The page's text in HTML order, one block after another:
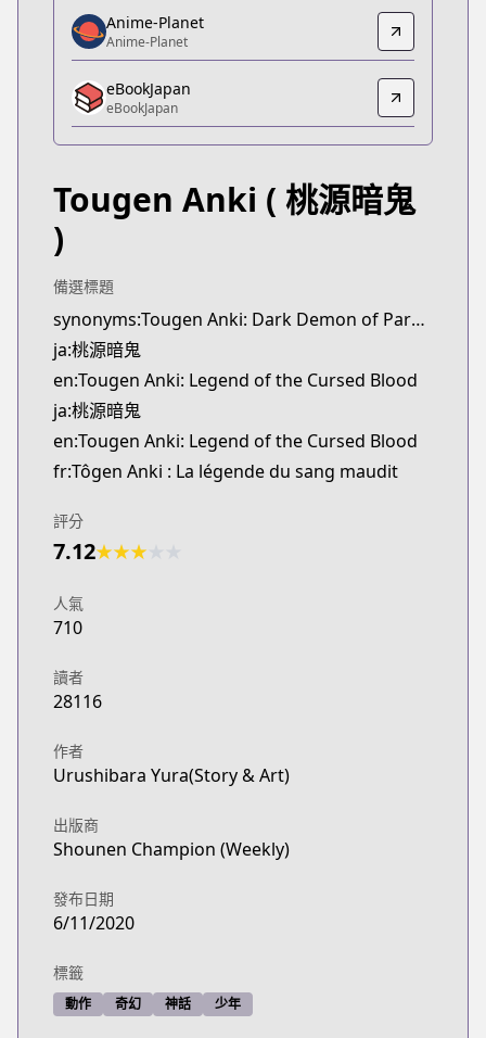
https://www.amazon.co.jp/dp/B08RJ15R8R
Anime-Planet
Anime-Planet
https://www.anime-planet.com/manga/tougen-
eBookJapan
eBookJapan
Official Raw
Official Raw
Kitsu
Kitsu
https://kitsu.app/manga/59155
MangaUpdates
MangaUpdates
https://www.mangaupdates.com/
Book☆Walker
Book☆Walker
https://bookwalker.jp/series/267197/list
Official English
Official English
https://yenpress.com/series/tougen-anki-legend-
Anime-Planet
Anime-Planet
eBookJapan
eBookJapan
Tougen Anki ( 桃源暗鬼
)
備選標題
synonyms:Tougen Anki: Dark Demon of Paradise
ja:桃源暗鬼
en:Tougen Anki: Legend of the Cursed Blood
ja:桃源暗鬼
en:Tougen Anki: Legend of the Cursed Blood
fr:Tôgen Anki : La légende du sang maudit
評分
7.12★★★
人氣
710
讀者
28116
作者
Urushibara Yura(Story & Art)
出版商
Shounen Champion (Weekly)
發布日期
6/11/2020
標籤
動作 奇幻 神話 少年